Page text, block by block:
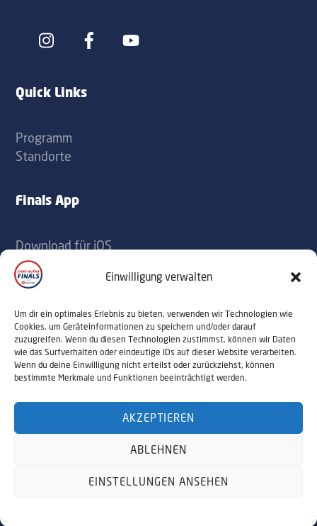
Einwilligung verwalten
Um dir ein optimales Erlebnis zu bieten, verwenden wir Technologien wie
Cookies, um Geräteinformationen zu speichern und/oder darauf
zuzugreifen. Wenn du diesen Technologien zustimmst, können wir Daten
wie das Surfverhalten oder eindeutige IDs auf dieser Website verarbeiten.
Wenn du deine Einwilligung nicht erteilst oder zurückziehst, können
bestimmte Merkmale und Funktionen beeinträchtigt werden.
AKZEPTIEREN
ABLEHNEN
EINSTELLUNGEN ANSEHEN
Icon
Icon
Quick Links
Programm
Standorte
Finals App
Download für iOS
Download für Android
Kontakt
office@sportaustriafinals.at
+43 1 504 44 55
© 2026 Sport Austria Finals. Alle Rechte
vorbehalten. Webdesign by